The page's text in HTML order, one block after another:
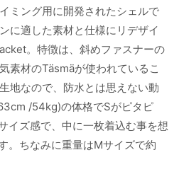
ミング用に開発されたシェルで
に適した素材と仕様にリデザイ
。特徴は、斜めファスナーの
素材のTäsmäが使われているこ
地なので、防水とは思えない動
/54kg)の体格でSがピタピ
イズ感で、中に一枚着込む事を想
。ちなみに重量はMサイズで約